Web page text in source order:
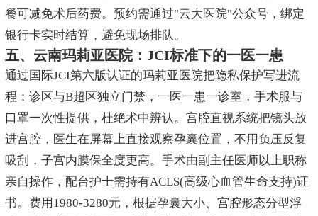
餐可减免术后药费。预约需通过"云大医院"公众号，绑定
银行卡实时结算，避免现场排队。
五、云南玛莉亚医院：JCI标准下的一医一患
通过国际JCI第六版认证的玛莉亚医院把隐私保护写进流
程：诊区与B超区独立门禁，一医一患一诊室，手术服与
口罩一次性提供，杜绝术中辨认。宫腔直视系统把镜头放
进宫腔，医生在屏幕上直接观察孕囊位置，不用负压反复
吸刮，子宫内膜保全度更高。手术由副主任医师以上职称
亲自操作，配台护士需持有ACLS(高级心血管生命支持)证
书。费用1980-3280元，根据孕囊大小、宫腔形态分型浮